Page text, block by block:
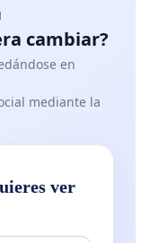
cambiar?
en
mediante la
ver